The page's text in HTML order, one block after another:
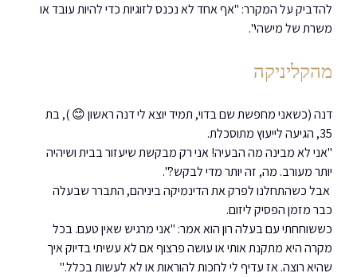
להדביק על המקרר: "אף אחד לא נכנס לזוגיות כדי להיות עובד או
משרת של מישהי".
מהקליניקה
דנה (כשאני מחפשת שם בדוי, תמיד יוצא לי דנה ראשון 😊 ), בת
35, הגיעה לייעוץ מתוסכלת.
"אני לא מבינה מה הבעיה! אני רק מבקשת שיעזור בבית ושיהיה
יותר מעורב. מה, זה יותר מדי לבקש?".
אבל כשהתחלנו לפרק את הדינמיקה ביניהם, התברר שבעלה
כבר מזמן הפסיק ליזום.
כששוחחתי עם בעלה רון הוא אמר: "אני מרגיש שאין טעם. בכל
מקרה היא מתקנת אותי או עושה פרצוף אם לא עשיתי בדיוק איך
שהיא רוצה. אז עדיף לי לחכות להוראות או לא לעשות בכלל."